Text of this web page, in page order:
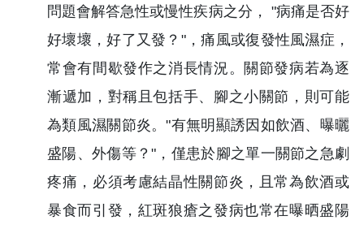
問題會解答急性或慢性疾病之分， "病痛是否好
好壞壞，好了又發？"，痛風或復發性風濕症，
常會有間歇發作之消長情況。關節發病若為逐
漸遞加，對稱且包括手、腳之小關節，則可能
為類風濕關節炎。"有無明顯誘因如飲酒、曝曬
盛陽、外傷等？"，僅患於腳之單一關節之急劇
疼痛，必須考慮結晶性關節炎，且常為飲酒或
暴食而引發，紅斑狼瘡之發病也常在曝晒盛陽